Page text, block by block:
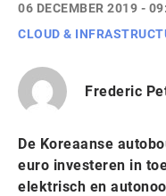
06 DECEMBER 2019 -
CLOUD &
Frederic
De Koreaanse
euro investeren in
elektrisch en